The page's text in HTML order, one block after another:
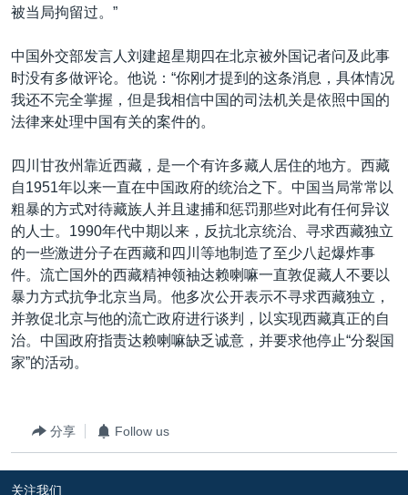
关注新疆
GEN Z 看美国
被当局拘留过。”
中国外交部发言人刘建超星期四在北京被外国记者问及此事
时没有多做评论。他说：“你刚才提到的这条消息，具体情况
我还不完全掌握，但是我相信中国的司法机关是依照中国的
法律来处理中国有关的案件的。
四川甘孜州靠近西藏，是一个有许多藏人居住的地方。西藏
自1951年以来一直在中国政府的统治之下。中国当局常常以
粗暴的方式对待藏族人并且逮捕和惩罚那些对此有任何异议
的人士。1990年代中期以来，反抗北京统治、寻求西藏独立
的一些激进分子在西藏和四川等地制造了至少八起爆炸事
件。流亡国外的西藏精神领袖达赖喇嘛一直敦促藏人不要以
暴力方式抗争北京当局。他多次公开表示不寻求西藏独立，
并敦促北京与他的流亡政府进行谈判，以实现西藏真正的自
治。中国政府指责达赖喇嘛缺乏诚意，并要求他停止“分裂国
家”的活动。
分享 Follow us
关注我们